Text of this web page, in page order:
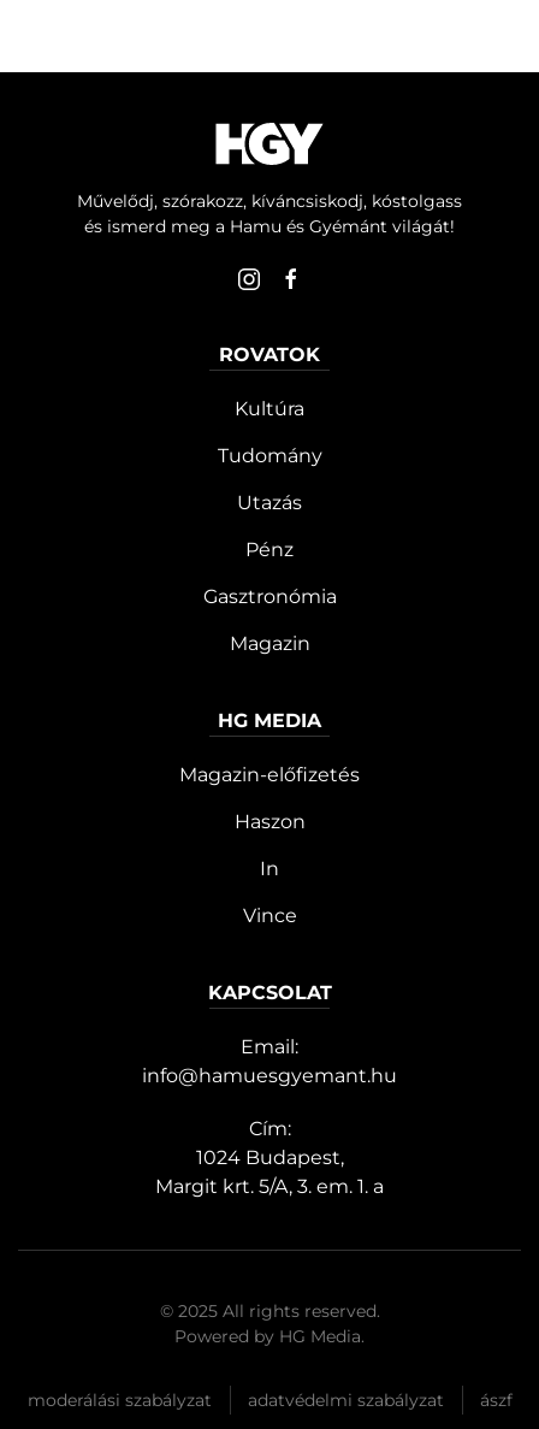
Művelődj, szórakozz, kíváncsiskodj, kóstolgass
és ismerd meg a Hamu és Gyémánt világát!
ROVATOK
Kultúra
Tudomány
Utazás
Pénz
Gasztronómia
Magazin
HG MEDIA
Magazin-előfizetés
Haszon
In
Vince
KAPCSOLAT
Email:
info@hamuesgyemant.hu
Cím:
1024 Budapest,
Margit krt. 5/A, 3. em. 1. a
© 2025 All rights reserved.
Powered by HG Media.
moderálási szabályzat adatvédelmi szabályzat ászf